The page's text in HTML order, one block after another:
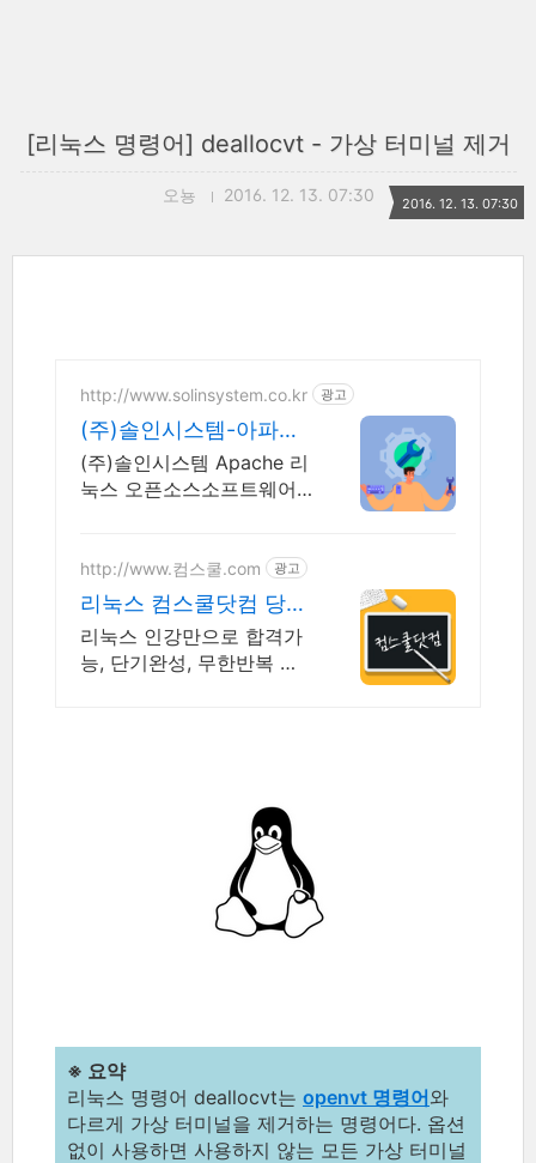
[리눅스 명령어] deallocvt - 가상 터미널 제거
오뇽 2016. 12. 13. 07:30 2016. 12. 13. 07:30
http://www.solinsystem.co.kr 광고
(주)솔인시스템-아파치
리눅스 20년이상 기술지
원 노하우
(주)솔인시스템 Apache 리
눅스 오픈소스소프트웨어
http://www.컴스쿨.com 광고
리눅스 컴스쿨닷컴 당일
신청&결제시 기프티콘!
리눅스 인강만으로 합격가
능, 단기완성, 무한반복 전
※ 요약
리눅스 명령어 deallocvt는 openvt 명령어와
다르게 가상 터미널을 제거하는 명령어다. 옵션
없이 사용하면 사용하지 않는 모든 가상 터미널